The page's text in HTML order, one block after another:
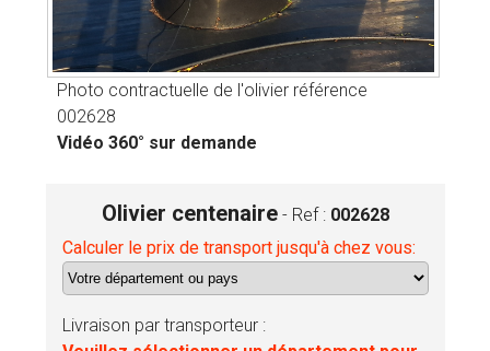
Photo contractuelle de l'olivier référence
002628
Vidéo 360° sur demande
Olivier centenaire- Ref : 002628
Calculer le prix de transport jusqu'à chez vous:
Livraison par transporteur :